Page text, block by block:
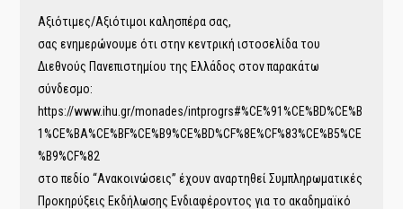
Αξιότιμες/Αξιότιμοι καλησπέρα σας,
σας ενημερώνουμε ότι στην κεντρική ιστοσελίδα του
Διεθνούς Πανεπιστημίου της Ελλάδος στον παρακάτω
σύνδεσμο:
https://www.ihu.gr/monades/intprogrs#%CE%91%CE%BD%CE%B
1%CE%BA%CE%BF%CE%B9%CE%BD%CF%8E%CF%83%CE%B5%CE
%B9%CF%82
στο πεδίο “Ανακοινώσεις” έχουν αναρτηθεί Συμπληρωματικές
Προκηρύξεις Εκδήλωσης Ενδιαφέροντος για το ακαδημαϊκό